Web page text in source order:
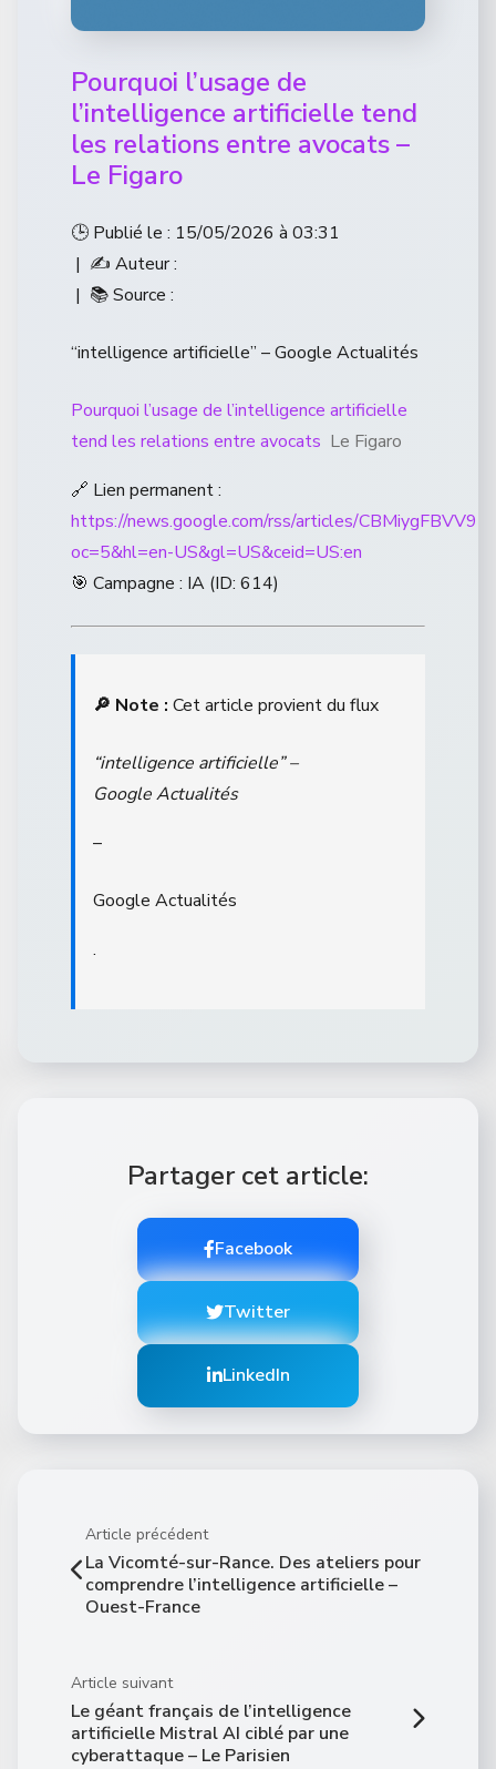
Pourquoi l’usage de
l’intelligence artificielle tend
les relations entre avocats –
Le Figaro
🕒 Publié le : 15/05/2026 à 03:31
| ✍️ Auteur :
| 📚 Source :
“intelligence artificielle” – Google Actualités
Pourquoi l’usage de l’intelligence artificielle
tend les relations entre avocats Le Figaro
🔗 Lien permanent :
https://news.google.com/rss/articles/
oc=5&hl=en-US&gl=US&ceid=US:en
🎯 Campagne : IA (ID: 614)
🔎 Note : Cet article provient du flux
“intelligence artificielle” –
Google Actualités
–
Google Actualités
.
Partager cet article:
Facebook
Twitter
LinkedIn
Article précédent
La Vicomté-sur-Rance. Des ateliers pour
comprendre l’intelligence artificielle –
Ouest-France
Article suivant
Le géant français de l’intelligence
artificielle Mistral AI ciblé par une
cyberattaque – Le Parisien